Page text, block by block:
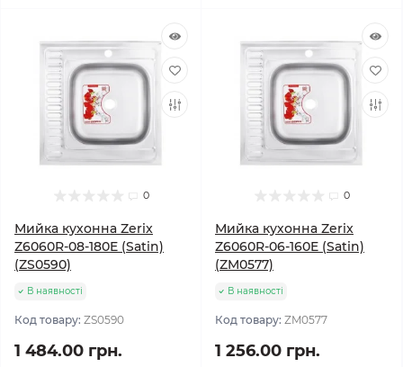
0
Мийка кухонна Zerix
Z6060R-08-180E (Satin)
(ZS0590)
В наявності
Код товару: ZS0590
1 484.00 грн.
0
Мийка кухонна Zerix
Z6060R-06-160E (Satin)
(ZM0577)
В наявності
Код товару: ZM0577
1 256.00 грн.